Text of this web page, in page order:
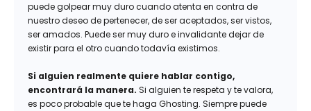
puede golpear muy duro cuando atenta en contra de
nuestro deseo de pertenecer, de ser aceptados, ser vistos,
ser amados. Puede ser muy duro e invalidante dejar de
existir para el otro cuando todavía existimos.
Si alguien realmente quiere hablar contigo,
encontrará la manera. Si alguien te respeta y te valora,
es poco probable que te haga Ghosting. Siempre puede